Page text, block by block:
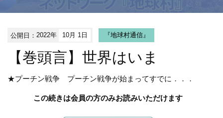
公開日：2022年 10月 1日 『地球村通信』
【巻頭言】世界はいま
★プーチン戦争 プーチン戦争が始まってすでに．．．
この続きは会員の方のみお読みいただけます